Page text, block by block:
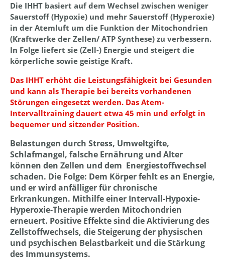
Die IHHT basiert auf dem Wechsel zwischen weniger
Sauerstoff (Hypoxie) und mehr Sauerstoff (Hyperoxie)
in der Atemluft um die Funktion der Mitochondrien
(Kraftwerke der Zellen/ ATP Synthese) zu verbessern.
In Folge liefert sie (Zell-) Energie und steigert die
körperliche sowie geistige Kraft.
Das IHHT erhöht die Leistungsfähigkeit bei Gesunden
und kann als Therapie bei bereits vorhandenen
Störungen eingesetzt werden. Das Atem-
Intervalltraining dauert etwa 45 min und erfolgt in
bequemer und sitzender Position.
Belastungen durch Stress, Umweltgifte,
Schlafmangel, falsche Ernährung und Alter
können den Zellen und dem Energiestoffwechsel
schaden. Die Folge: Dem Körper fehlt es an Energie,
und er wird anfälliger für chronische
Erkrankungen. Mithilfe einer Intervall-Hypoxie-
Hyperoxie-Therapie werden Mitochondrien
erneuert. Positive Effekte sind die Aktivierung des
Zellstoffwechsels, die Steigerung der physischen
und psychischen Belastbarkeit und die Stärkung
des Immunsystems.